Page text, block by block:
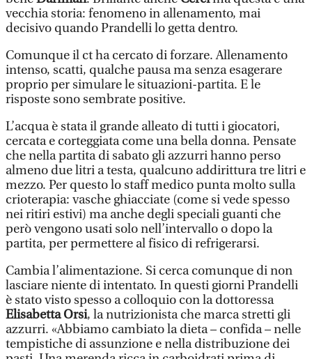
vecchia storia: fenomeno in allenamento, mai
decisivo quando Prandelli lo getta dentro.
Comunque il ct ha cercato di forzare. Allenamento
intenso, scatti, qualche pausa ma senza esagerare
proprio per simulare le situazioni-partita. E le
risposte sono sembrate positive.
L’acqua è stata il grande alleato di tutti i giocatori,
cercata e corteggiata come una bella donna. Pensate
che nella partita di sabato gli azzurri hanno perso
almeno due litri a testa, qualcuno addirittura tre litri e
mezzo. Per questo lo staff medico punta molto sulla
crioterapia: vasche ghiacciate (come si vede spesso
nei ritiri estivi) ma anche degli speciali guanti che
però vengono usati solo nell’intervallo o dopo la
partita, per permettere al fisico di refrigerarsi.
Cambia l’alimentazione. Si cerca comunque di non
lasciare niente di intentato. In questi giorni Prandelli
è stato visto spesso a colloquio con la dottoressa
Elisabetta Orsi, la nutrizionista che marca stretti gli
azzurri. «Abbiamo cambiato la dieta – confida – nelle
tempistiche di assunzione e nella distribuzione dei